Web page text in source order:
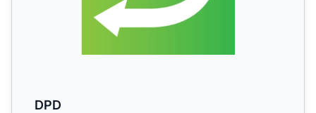
DPD